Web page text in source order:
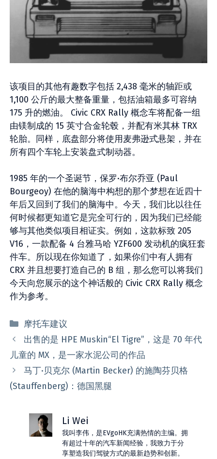
该项目的其他有趣数字包括 2,438 毫米的轴距或
1,100 公斤的最大整备重量，包括油箱最多可容纳
175 升的燃油。 Civic CRX Rally 概念车将配备一组
由镁制成的 15 英寸合金轮毂，并配有米其林 TRX
轮胎。同样，底盘部分将使用麦弗逊式悬架，并在
所有四个车轮上安装盘式制动器。
1985 年的一个圣诞节，保罗·布尔乔亚 (Paul
Bourgeoy) 在他的脑海中构想的那个梦想在近四十
年后又回到了我们的脑海中。今天，我们比以往任
何时候都更知道它是完全可行的，因为我们已经能
够与其他类似项目相证实。例如，这款标致 205
V16，一款配备 4 台雅马哈 YZF600 发动机的疯狂套
件车。所以现在你知道了，如果你们中有人拥有
CRX 并且想要打造自己的 B 组，那么您可以将我们
今天向您展示的这个神话般的 Civic CRX Rally 概念
作为参考。
分
类
摩托车建议
出售的是 HPE Muskin“El Tigre”，这是 70 年代
儿童的 MX，是一家水泥公司的作品
马丁·贝克尔 (Martin Becker) 的施陶芬贝格
(Stauffenberg)：德国黑腿
Li Wei
我叫李伟，是EVgoHK充满热情的主编。拥
有超过十年的汽车新闻经验，我致力于分
享塑造我们驾驶方式的最新趋势和创新。